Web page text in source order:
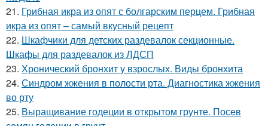
21. Грибная икра из опят с болгарским перцем. Грибная
икра из опят – самый вкусный рецепт
22. Шкафчики для детских раздевалок секционные.
Шкафы для раздевалок из ЛДСП
23. Хронический бронхит у взрослых. Виды бронхита
24. Синдром жжения в полости рта. Диагностика жжения
во рту
25. Выращивание годеции в открытом грунте. Посев